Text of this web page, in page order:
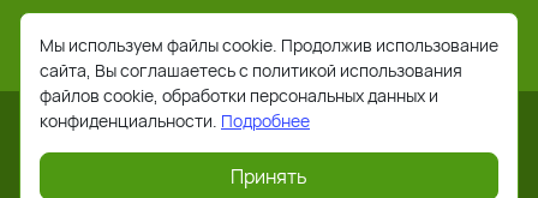
info@pochta-rts.ru
Мы используем файлы cookie. Продолжив использование
сайта, Вы соглашаетесь с политикой использования
файлов cookie, обработки персональных данных и
конфиденциальности. Подробнее
Принять